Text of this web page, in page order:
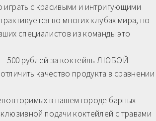
с красивыми и интригующими
во многих клубах мира, но
специалистов из команды это
– 500 рублей за коктейль ЛЮБОЙ
качество продукта в сравнении
в нашем городе барных
подачи коктейлей с травами